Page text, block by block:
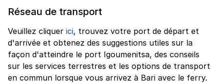
Réseau de transport
Veuillez cliquer ici, trouvez votre port de départ et
d'arrivée et obtenez des suggestions utiles sur la
façon d'atteindre le port Igoumenitsa, des conseils
sur les services terrestres et les options de transport
en commun lorsque vous arrivez à Bari avec le ferry.